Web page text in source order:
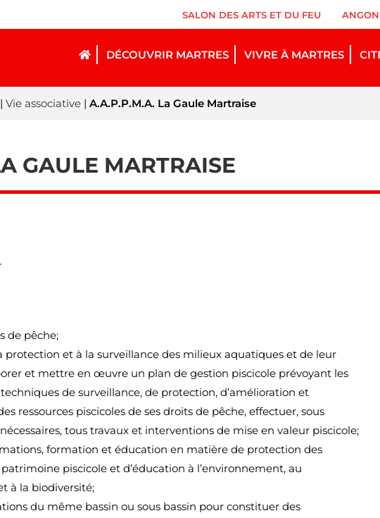
SALON DES ARTS ET DU FEU
DÉCOUVRIR MARTRES VIVRE À MARTRES
| Vie associative | A.A.P.P.M.A. La Gaule Martraise
GAULE MARTRAISE
de pêche;
et à la surveillance des milieux aquatiques et de leur
et mettre en œuvre un plan de gestion piscicole prévoyant les
de surveillance, de protection, d’amélioration et
ressources piscicoles de ses droits de pêche, effectuer, sous
tous travaux et interventions de mise en valeur piscicole;
formation et éducation en matière de protection des
piscicole et d’éducation à l’environnement, au
à la biodiversité;
du même bassin ou sous bassin pour constituer des